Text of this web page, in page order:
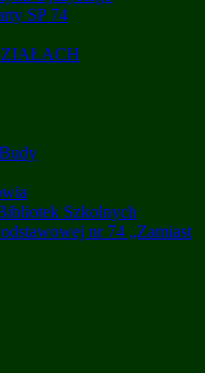
SP 74
Szkolnych
nr 74 „Zamiast